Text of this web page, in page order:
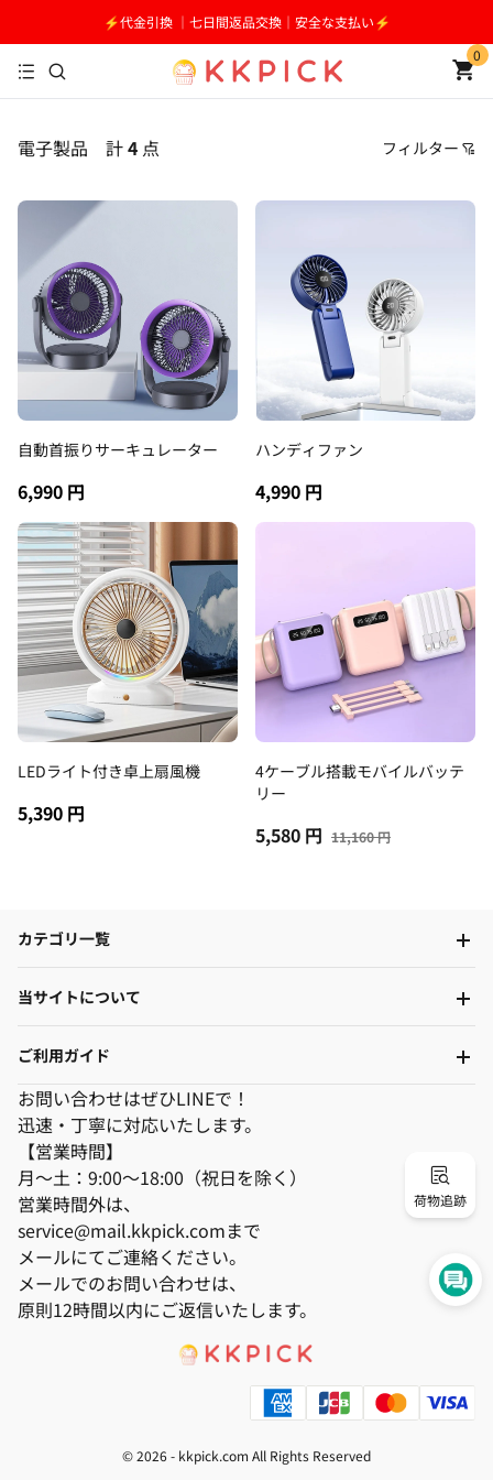
⚡️代金引換 ｜七日間返品交換｜安全な支払い⚡️
0
電子製品 計4 点 フィルター
価格
おすすめ順
安い順
高い順
新着順
古い順
自動首振りサーキュレーター
6,990 円
ハンディファン
4,990 円
LEDライト付き卓上扇風機
5,390 円
4ケーブル搭載モバイルバッテ
リー
5,580 円 11,160 円
カテゴリ一覧
当サイトについて
ご利用ガイド
お問い合わせはぜひLINEで！
迅速・丁寧に対応いたします。
【営業時間】
月～土：9:00～18:00（祝日を除く）
営業時間外は、
service@mail.kkpick.comまで
メールにてご連絡ください。
メールでのお問い合わせは、
原則12時間以内にご返信いたします。
© 2026 - kkpick.com All Rights Reserved
荷物追跡